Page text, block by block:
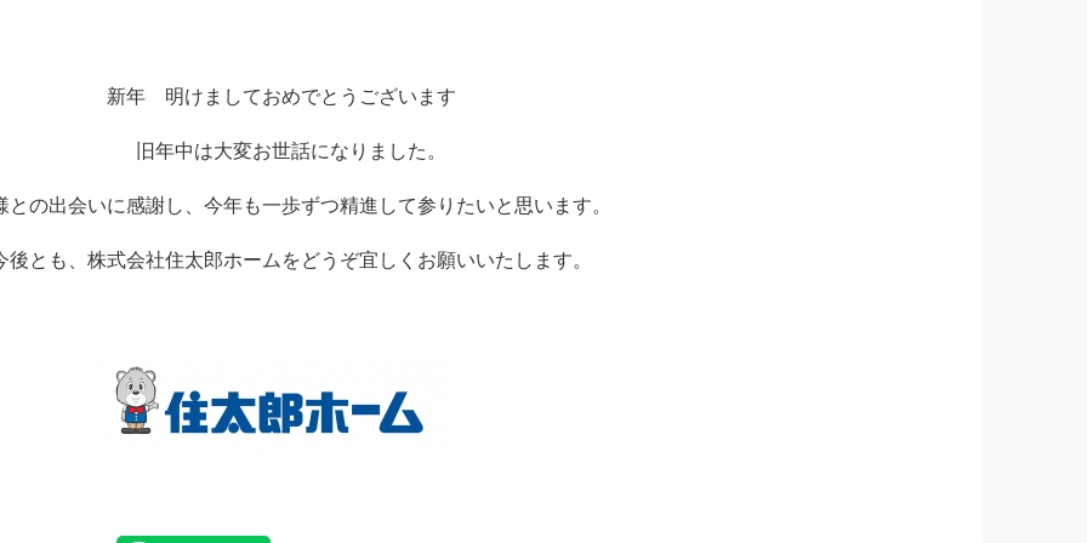
新年 明けましておめでとうございます
旧年中は大変お世話になりました。
出会いに感謝し、今年も一歩ずつ精進して参りたいと思います。
も、株式会社住太郎ホームをどうぞ宜しくお願いいたします。